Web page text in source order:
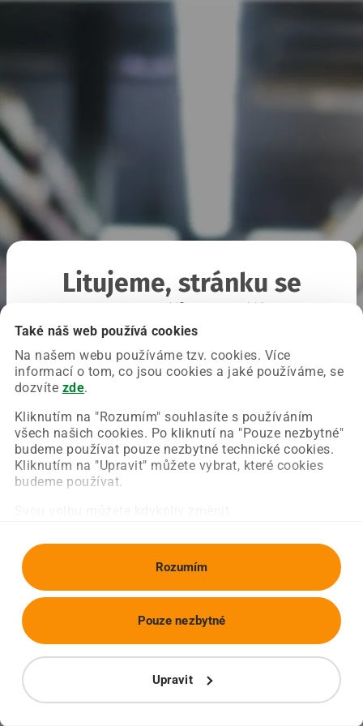
Také náš web používá cookies
Na našem webu používáme tzv. cookies. Více
informací o tom, co jsou cookies a jaké používáme, se
dozvíte zde.
Kliknutím na "Rozumím" souhlasíte s používáním
všech našich cookies. Po kliknutí na "Pouze nezbytné"
budeme používat pouze nezbytné technické cookies.
Kliknutím na "Upravit" můžete vybrat, které cookies
budeme používat.
Rozumím
Upravit
Pouze nezbytné
Litujeme, stránku se
Chyba nastala na naší straně a už ji opravujeme.
Zkuste prosím znovu načíst požadovanou stránku.
Obnovit stránku Úvodní strana